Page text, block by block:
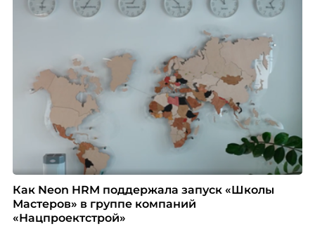
Как Neon HRM поддержала запуск «Школы
Мастеров» в группе компаний
«Нацпроектстрой»